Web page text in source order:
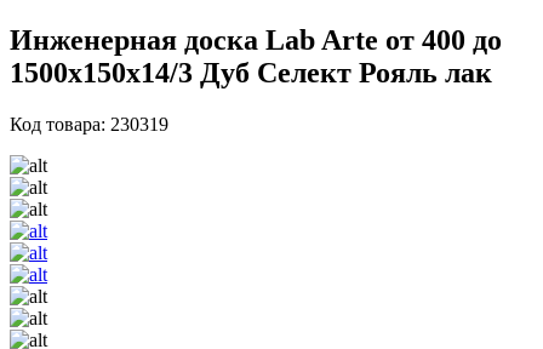
Инженерная доска Lab Arte от 400 до
1500х150х14/3 Дуб Селект Рояль лак
Код товара: 230319